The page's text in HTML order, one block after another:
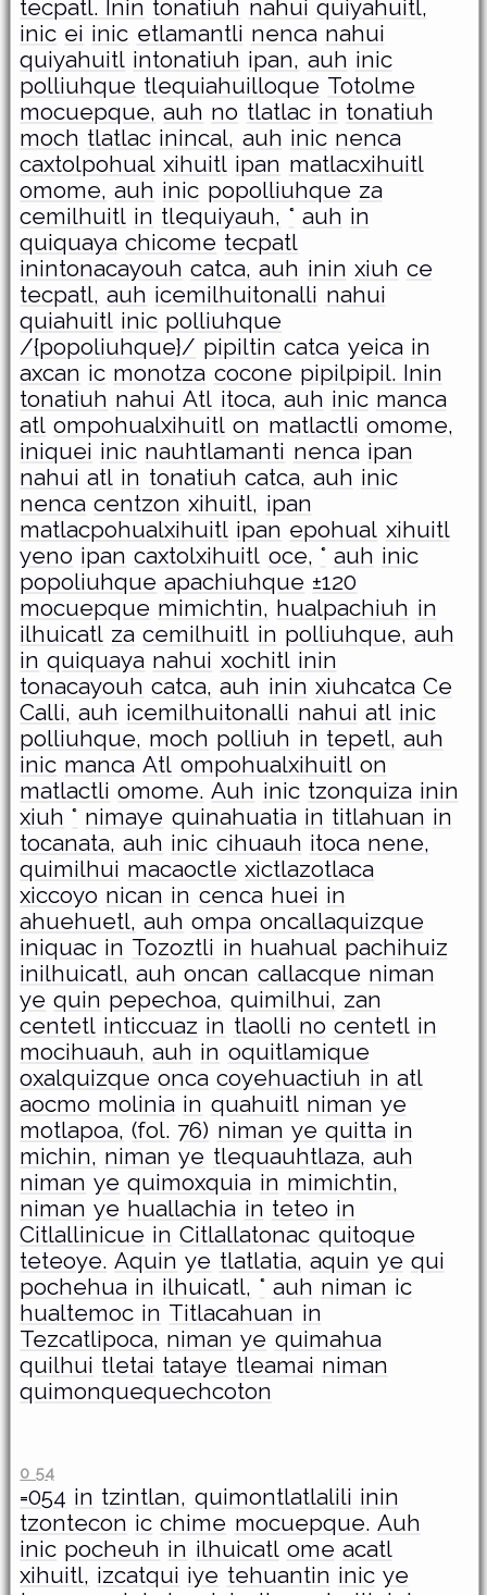
tecpatl. Inin tonatiuh nahui quiyahuitl,
inic ei inic etlamantli nenca nahui
quiyahuitl intonatiuh ipan, auh inic
polliuhque tlequiahuilloque Totolme
mocuepque, auh no tlatlac in tonatiuh
moch tlatlac inincal, auh inic nenca
caxtolpohual xihuitl ipan matlacxihuitl
omome, auh inic popolliuhque za
cemilhuitl in tlequiyauh, ° auh in
quiquaya chicome tecpatl
inintonacayouh catca, auh inin xiuh ce
tecpatl, auh icemilhuitonalli nahui
quiahuitl inic polliuhque
/{popoliuhque}/ pipiltin catca yeica in
axcan ic monotza cocone pipilpipil. Inin
tonatiuh nahui Atl itoca, auh inic manca
atl ompohualxihuitl on matlactli omome,
iniquei inic nauhtlamanti nenca ipan
nahui atl in tonatiuh catca, auh inic
nenca centzon xihuitl, ipan
matlacpohualxihuitl ipan epohual xihuitl
yeno ipan caxtolxihuitl oce, ° auh inic
popoliuhque apachiuhque ±120
mocuepque mimichtin, hualpachiuh in
ilhuicatl za cemilhuitl in polliuhque, auh
in quiquaya nahui xochitl inin
tonacayouh catca, auh inin xiuhcatca Ce
Calli, auh icemilhuitonalli nahui atl inic
polliuhque, moch polliuh in tepetl, auh
inic manca Atl ompohualxihuitl on
matlactli omome. Auh inic tzonquiza inin
xiuh ° nimaye quinahuatia in titlahuan in
tocanata, auh inic cihuauh itoca nene,
quimilhui macaoctle xictlazotlaca
xiccoyo nican in cenca huei in
ahuehuetl, auh ompa oncallaquizque
iniquac in Tozoztli in huahual pachihuiz
inilhuicatl, auh oncan callacque niman
ye quin pepechoa, quimilhui, zan
centetl inticcuaz in tlaolli no centetl in
mocihuauh, auh in oquitlamique
oxalquizque onca coyehuactiuh in atl
aocmo molinia in quahuitl niman ye
motlapoa, (fol. 76) niman ye quitta in
michin, niman ye tlequauhtlaza, auh
niman ye quimoxquia in mimichtin,
niman ye huallachia in teteo in
Citlallinicue in Citlallatonac quitoque
teteoye. Aquin ye tlatlatia, aquin ye qui
pochehua in ilhuicatl, ° auh niman ic
hualtemoc in Titlacahuan in
Tezcatlipoca, niman ye quimahua
quilhui tletai tataye tleamai niman
quimonquequechcoton
0 54
=054 in tzintlan, quimontlatlalili inin
tzontecon ic chime mocuepque. Auh
inic pocheuh in ilhuicatl ome acatl
xihuitl, izcatqui iye tehuantin inic ye